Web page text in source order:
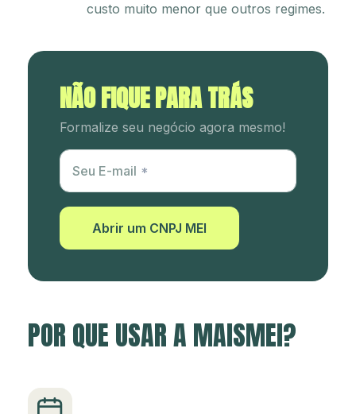
custo muito menor que outros regimes.
NÃO FIQUE PARA TRÁS
Formalize seu negócio agora mesmo!
Utm Content
Seu E-mail
Abrir um CNPJ MEI
POR QUE USAR A MAISMEI?